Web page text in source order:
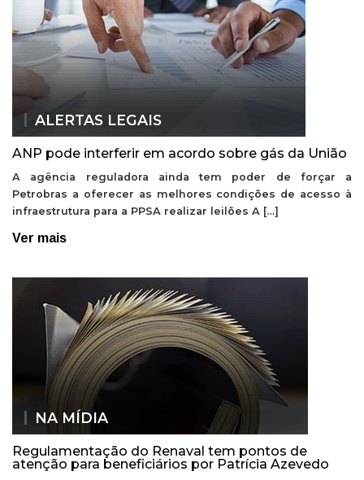
ALERTAS LEGAIS
ANP pode interferir em acordo sobre gás da União
A agência reguladora ainda tem poder de forçar a
Petrobras a oferecer as melhores condições de acesso à
infraestrutura para a PPSA realizar leilões A […]
Ver mais
NA MÍDIA
Regulamentação do Renaval tem pontos de
atenção para beneficiários por Patrícia Azevedo